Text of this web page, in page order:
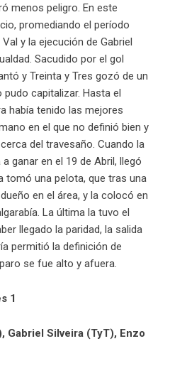
menos peligro. En este
promediando el período
y la ejecución de Gabriel
Sacudido por el gol
y Treinta y Tres gozó de un
capitalizar. Hasta el
había tenido las mejores
en el que no definió bien y
del travesaño. Cuando la
ganar en el 19 de Abril, llegó
tomó una pelota, que tras una
en el área, y la colocó en
La última la tuvo el
llegado la paridad, la salida
permitió la definición de
se fue alto y afuera.
1
Gabriel Silveira (TyT), Enzo